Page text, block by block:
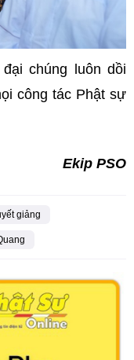
chúng luôn dồi
công tác Phật sự
Ekip PSO
giảng